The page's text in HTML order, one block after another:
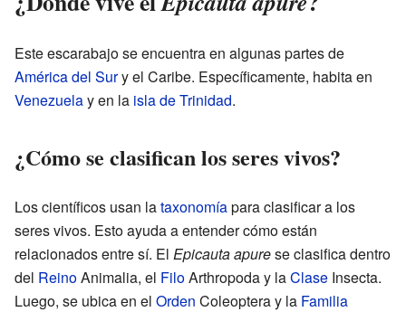
Este escarabajo se encuentra en algunas partes de
América del Sury el Caribe. Específicamente, habita en
Venezuelay en la isla de Trinidad.
¿Cómo se clasifican los seres vivos?
Los científicos usan lataxonomíapara clasificar a los
seres vivos. Esto ayuda a entender cómo están
relacionados entre sí. El Epicauta apurese clasifica dentro
del ReinoAnimalia, el FiloArthropoda y laClase Insecta.
Luego, se ubica en el Orden Coleoptera y la Familia